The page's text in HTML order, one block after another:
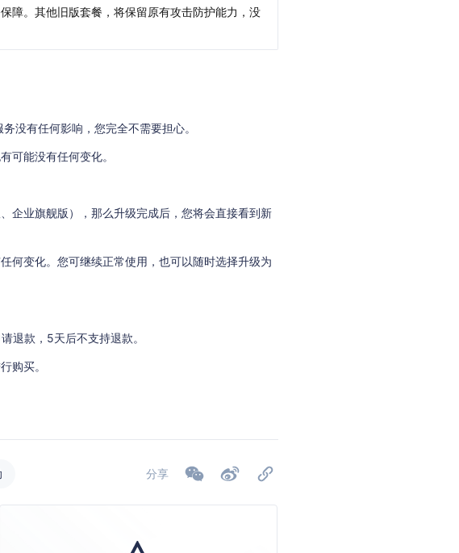
障。其他旧版套餐，将保留原有攻击防护能力，没
没有任何影响，您完全不需要担心。
可能没有任何变化。
企业旗舰版），那么升级完成后，您将会直接看到新
何变化。您可继续正常使用，也可以随时选择升级为
退款，5天后不支持退款。
购买。
分享